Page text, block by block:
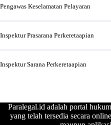
Pengawas Keselamatan Pelayaran
Inspektur Prasarana Perkeretaapian
Inspektur Sarana Perkeretaapian
Paralegal.id adalah portal
yang telah tersedia secara